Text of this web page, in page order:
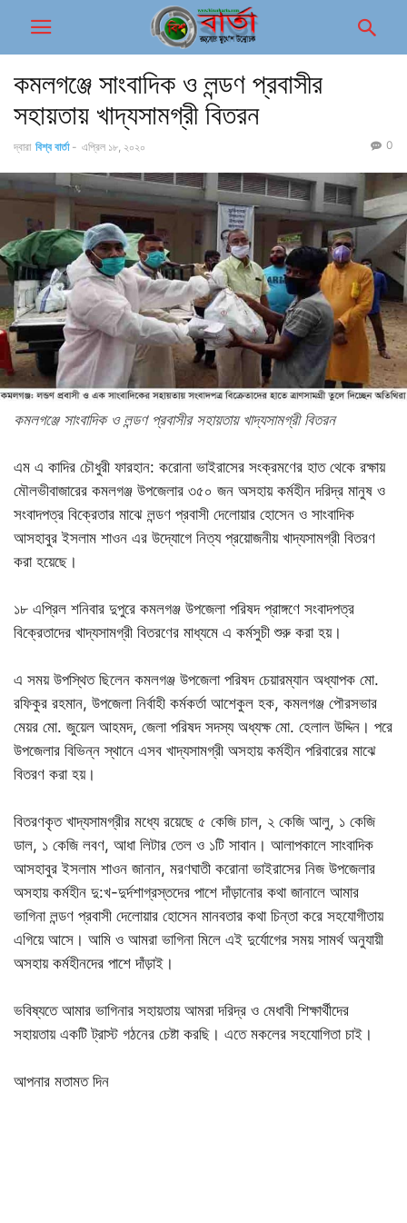
কমলগঞ্জে সাংবাদিক ও লন্ডণ প্রবাসীর
সহায়তায় খাদ্যসামগ্রী বিতরন
দ্বারা বিশ্ব বার্তা - এপ্রিল ১৮, ২০২০ 0
কমলগঞ্জে সাংবাদিক ও লন্ডণ প্রবাসীর সহায়তায় খাদ্যসামগ্রী বিতরন
এম এ কাদির চৌধুরী ফারহান: করোনা ভাইরাসের সংক্রমণের হাত থেকে রক্ষায়
মৌলভীবাজারের কমলগঞ্জ উপজেলার ৩৫০ জন অসহায় কর্মহীন দরিদ্র মানুষ ও
সংবাদপত্র বিক্রেতার মাঝে লন্ডণ প্রবাসী দেলোয়ার হোসেন ও সাংবাদিক
আসহাবুর ইসলাম শাওন এর উদ্যোগে নিত্য প্রয়োজনীয় খাদ্যসামগ্রী বিতরণ
করা হয়েছে।
১৮ এপ্রিল শনিবার দুপুরে কমলগঞ্জ উপজেলা পরিষদ প্রাঙ্গণে সংবাদপত্র
বিক্রেতাদের খাদ্যসামগ্রী বিতরণের মাধ্যমে এ কর্মসুচী শুরু করা হয়।
এ সময় উপস্থিত ছিলেন কমলগঞ্জ উপজেলা পরিষদ চেয়ারম্যান অধ্যাপক মো.
রফিকুর রহমান, উপজেলা নির্বাহী কর্মকর্তা আশেকুল হক, কমলগঞ্জ পৌরসভার
মেয়র মো. জুয়েল আহমদ, জেলা পরিষদ সদস্য অধ্যক্ষ মো. হেলাল উদ্দিন। পরে
উপজেলার বিভিন্ন স্থানে এসব খাদ্যসামগ্রী অসহায় কর্মহীন পরিবারের মাঝে
বিতরণ করা হয়।
বিতরণকৃত খাদ্যসামগ্রীর মধ্যে রয়েছে ৫ কেজি চাল, ২ কেজি আলু, ১ কেজি
ডাল, ১ কেজি লবণ, আধা লিটার তেল ও ১টি সাবান। আলাপকালে সাংবাদিক
আসহাবুর ইসলাম শাওন জানান, মরণঘাতী করোনা ভাইরাসের নিজ উপজেলার
অসহায় কর্মহীন দু:খ-দুর্দশাগ্রস্তদের পাশে দাঁড়ানোর কথা জানালে আমার
ভাগিনা লন্ডণ প্রবাসী দেলোয়ার হোসেন মানবতার কথা চিন্তা করে সহযোগীতায়
এগিয়ে আসে। আমি ও আমরা ভাগিনা মিলে এই দুর্যোগের সময় সামর্থ অনুযায়ী
অসহায় কর্মহীনদের পাশে দাঁড়াই।
ভবিষ্যতে আমার ভাগিনার সহায়তায় আমরা দরিদ্র ও মেধাবী শিক্ষার্থীদের
সহায়তায় একটি ট্রাস্ট গঠনের চেষ্টা করছি। এতে মকলের সহযোগিতা চাই।
আপনার মতামত দিন